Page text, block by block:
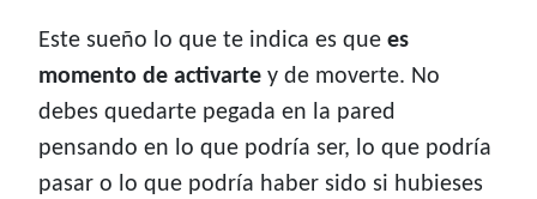
Este sueño lo que te indica es que es
momento de activarte y de moverte. No
debes quedarte pegada en la pared
pensando en lo que podría ser, lo que podría
pasar o lo que podría haber sido si hubieses